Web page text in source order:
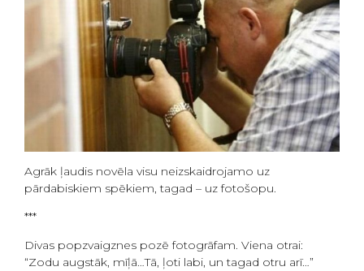
Agrāk ļaudis novēla visu neizskaidrojamo uz
pārdabiskiem spēkiem, tagad – uz fotošopu.
***
Divas popzvaigznes pozē fotogrāfam. Viena otrai:
“Zodu augstāk, mīļā…Tā, ļoti labi, un tagad otru arī…”